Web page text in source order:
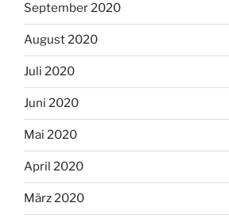
September 2020
August 2020
Juli 2020
Juni 2020
Mai 2020
April 2020
März 2020